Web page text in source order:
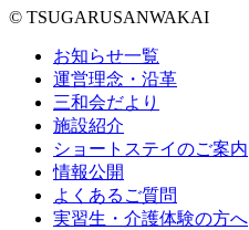
© TSUGARUSANWAKAI
お知らせ一覧
運営理念・沿革
三和会だより
施設紹介
ショートステイのご案内
情報公開
よくあるご質問
実習生・介護体験の方へ